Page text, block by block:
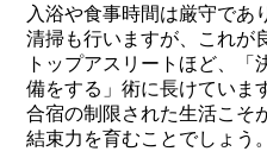
入浴や食事時間は厳守であ
清掃も行いますが、これが
トップアスリートほど、
備をする」術に長けていま
合宿の制限された生活こそ
結束力を育むことでしょう。